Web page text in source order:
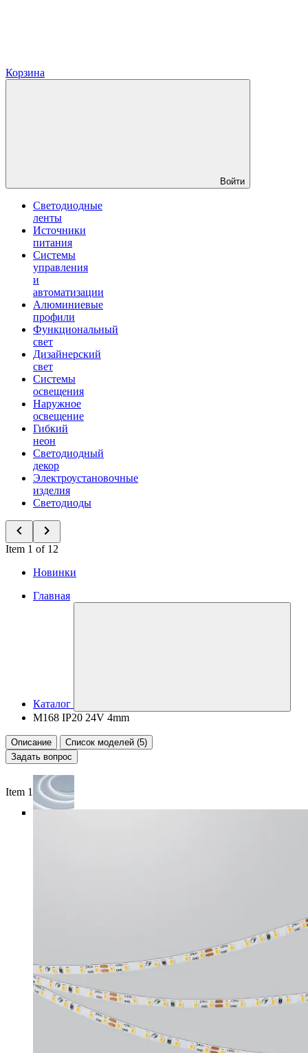
Корзина
Войти
Светодиодные
ленты
Источники
питания
Системы
управления
и
автоматизации
Алюминиевые
профили
Функциональный
свет
Дизайнерский
свет
Системы
освещения
Наружное
освещение
Гибкий
неон
Светодиодный
декор
Электроустановочные
изделия
Светодиоды
Item 1 of 12
Новинки
Главная
Каталог
M168 IP20 24V 4mm
Описание
Список моделей (5)
Задать вопрос
Item 1 of 6